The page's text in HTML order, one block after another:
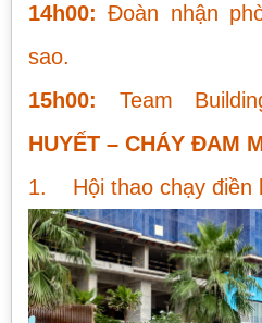
14h00: Đoàn nhận
sao.
15h00: Team
HUYẾT – CHÁY ĐAM
1. Hội thao chạy điền